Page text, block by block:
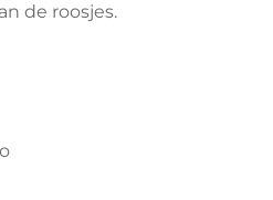
de roosjes.